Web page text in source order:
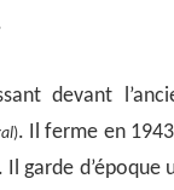
devant
). Il ferme en
garde d’époque